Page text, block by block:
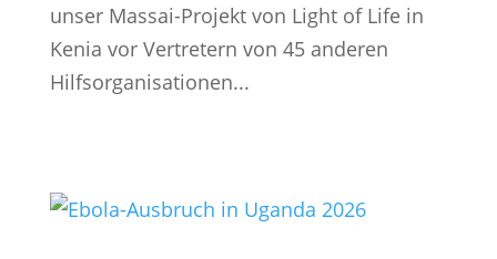
unser Massai-Projekt von Light of Life in
Kenia vor Vertretern von 45 anderen
Hilfsorganisationen...